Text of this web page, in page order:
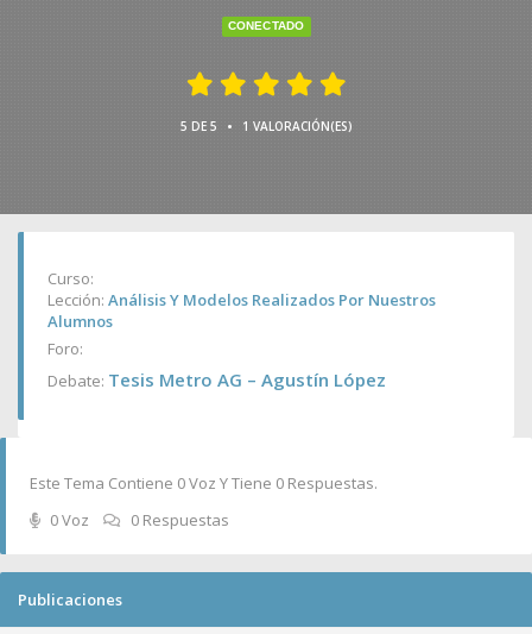
CONECTADO
5 DE 5 • 1 VALORACIÓN(ES)
Curso:
Lección: Análisis Y Modelos Realizados Por Nuestros
Alumnos
Foro:
Debate: Tesis Metro AG – Agustín López
Este Tema Contiene 0 Voz Y Tiene 0 Respuestas.
0 Voz
0 Respuestas
Publicaciones